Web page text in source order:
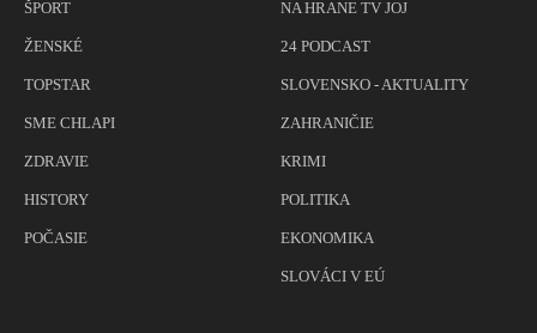
ŠPORT
ŽENSKÉ
TOPSTAR
SME CHLAPI
ZDRAVIE
HISTORY
POČASIE
NA HRANE TV JOJ
24 PODCAST
SLOVENSKO - AKTUALITY
ZAHRANIČIE
KRIMI
POLITIKA
EKONOMIKA
SLOVÁCI V EÚ